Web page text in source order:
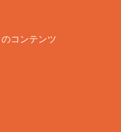
コンテンツ